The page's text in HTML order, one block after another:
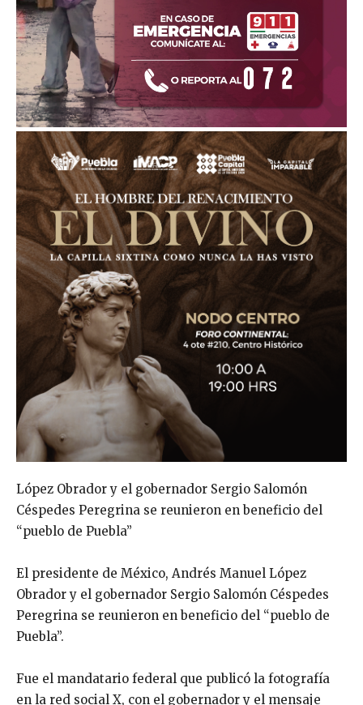
López Obrador y el gobernador Sergio Salomón
Céspedes Peregrina se reunieron en beneficio del
“pueblo de Puebla”
El presidente de México, Andrés Manuel López
Obrador y el gobernador Sergio Salomón Céspedes
Peregrina se reunieron en beneficio del “pueblo de
Puebla”.
Fue el mandatario federal que publicó la fotografía
en la red social X, con el gobernador y el mensaje